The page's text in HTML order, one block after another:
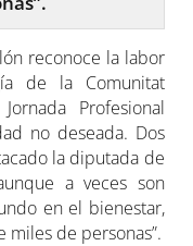
reconoce la labor
de la Comunitat
Profesional
no deseada. Dos
la diputada de
a veces son
en el bienestar,
miles de personas”.